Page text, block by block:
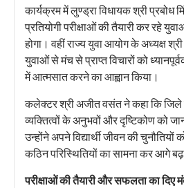
कार्यक्रम में लुण्ड्रा विधायक श्री
प्रतियोगी परीक्षाओं की तैयारी कर रहे
होगा। वहीं राज्य युवा आयोग के अध्यक्ष
युवाओं से मंच से प्राप्त विचारों को
में आत्मसात करने का आह्वान किया।
कलेक्टर श्री अजीत वसंत ने कहा कि
व्यक्तित्वों के अनुभवों और दृष्टिकोण को
उन्होंने अपने विद्यार्थी जीवन की
कठिन परिस्थितियों का सामना कर आगे
परीक्षाओं की तैयारी और सफलता का दिए